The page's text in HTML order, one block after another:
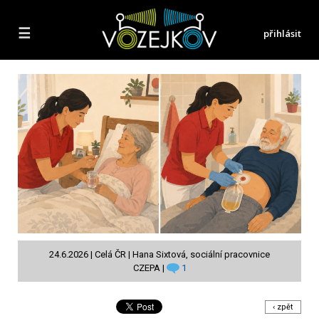
☰ přihlásit
24.6.2026 | Celá ČR | Hana Sixtová, sociální pracovnice
CZEPA |
1
‹ zpět